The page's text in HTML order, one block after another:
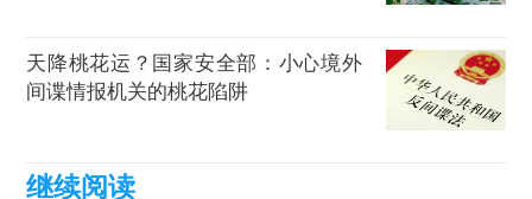
天降桃花运？国家安全部：小心境外
间谍情报机关的桃花陷阱